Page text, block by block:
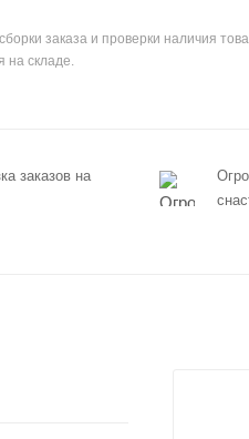
заказа и проверки наличия
на складе.
заказов на